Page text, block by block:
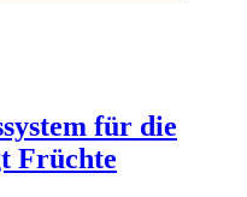
für die
Früchte